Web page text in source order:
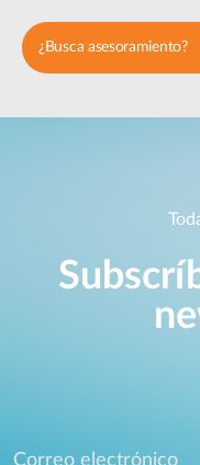
¿Busca asesoramiento?